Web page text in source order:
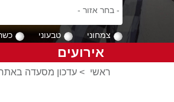
צמחוני טבעוני
אירועים
ראשי > עדכון מסעדה